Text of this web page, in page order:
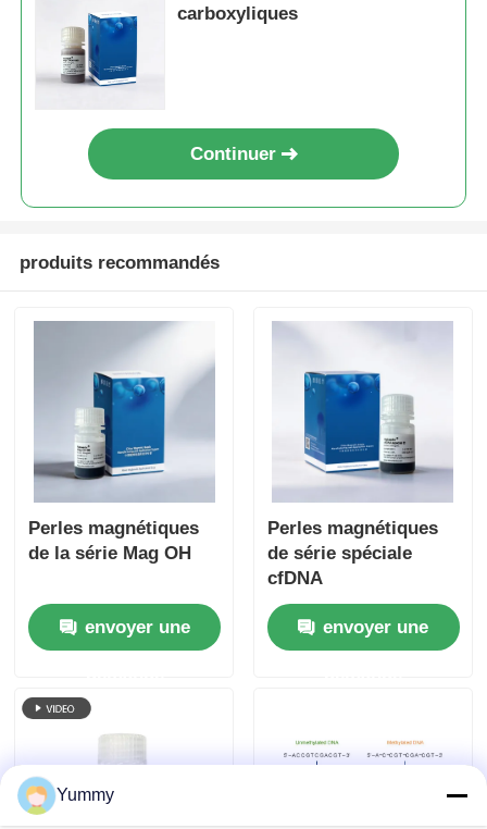
carboxyliques
Continuer
produits recommandés
Perles magnétiques
de la série Mag OH
envoyer une
Perles magnétiques
de série spéciale
cfDNA
envoyer une
Yummy